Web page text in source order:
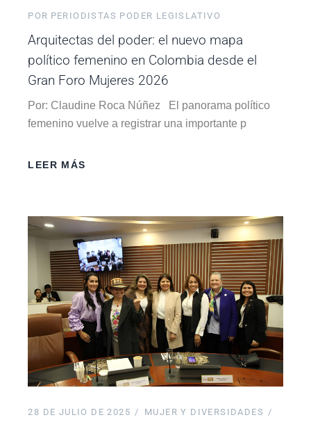
POR PERIODISTAS PODER LEGISLATIVO
Arquitectas del poder: el nuevo mapa
político femenino en Colombia desde el
Gran Foro Mujeres 2026
Por: Claudine Roca Núñez El panorama político
femenino vuelve a registrar una importante p
LEER MÁS
28 DE JULIO DE 2025
MUJER Y DIVERSIDADES